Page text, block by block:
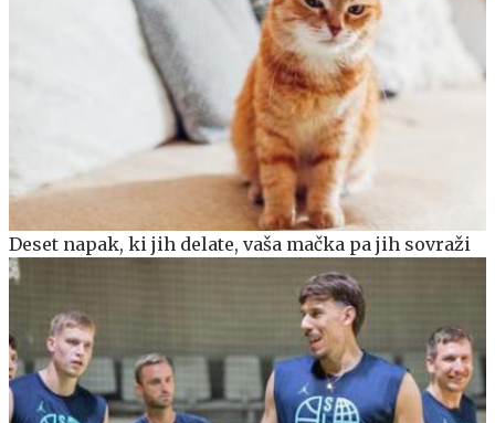
Deset napak, ki jih delate, vaša mačka pa jih sovraži